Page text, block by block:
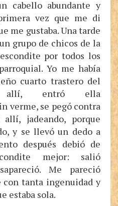
cabello abundante y
vez que me di
me gustaba. Una tarde
grupo de chicos de la
por todos los
Yo me había
cuarto trastero del
allí, entró ella
verme, se pegó contra
jadeando, porque
y se llevó un dedo a
después debió de
mejor: salió
Me pareció
con tanta ingenuidad y
estaba sola.